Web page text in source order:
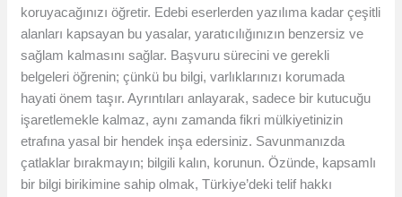
koruyacağınızı öğretir. Edebi eserlerden yazılıma kadar çeşitli
alanları kapsayan bu yasalar, yaratıcılığınızın benzersiz ve
sağlam kalmasını sağlar. Başvuru sürecini ve gerekli
belgeleri öğrenin; çünkü bu bilgi, varlıklarınızı korumada
hayati önem taşır. Ayrıntıları anlayarak, sadece bir kutucuğu
işaretlemekle kalmaz, aynı zamanda fikri mülkiyetinizin
etrafına yasal bir hendek inşa edersiniz. Savunmanızda
çatlaklar bırakmayın; bilgili kalın, korunun. Özünde, kapsamlı
bir bilgi birikimine sahip olmak, Türkiye’deki telif hakkı